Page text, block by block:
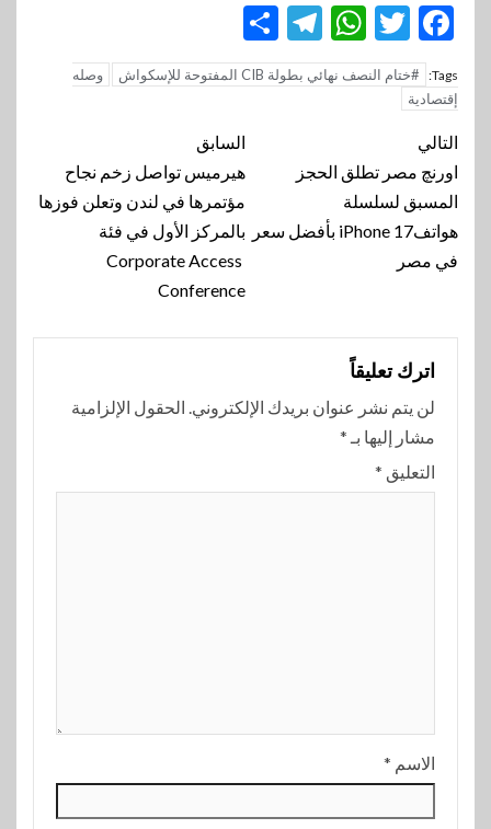
Facebook
Twitter
WhatsApp
Telegram
Tags: #ختام النصف نهائي بطولة CIB المفتوحة للإسكواش
وصله
إقتصادية
تنقل
المقالة
السابق
هيرميس تواصل زخم نجاح
مؤتمرها في لندن وتعلن فوزها
بالمركز الأول في فئة
Corporate Access
Conference
التالي
اورنچ مصر تطلق الحجز
المسبق لسلسلة
هواتفiPhone 17 بأفضل سعر
في مصر
اترك تعليقاً
لن يتم نشر عنوان بريدك الإلكتروني. الحقول الإلزامية
مشار إليها بـ *
التعليق *
الاسم *